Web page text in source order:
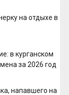
на отдыхе в
в курганском
за 2026 год
напавшего на